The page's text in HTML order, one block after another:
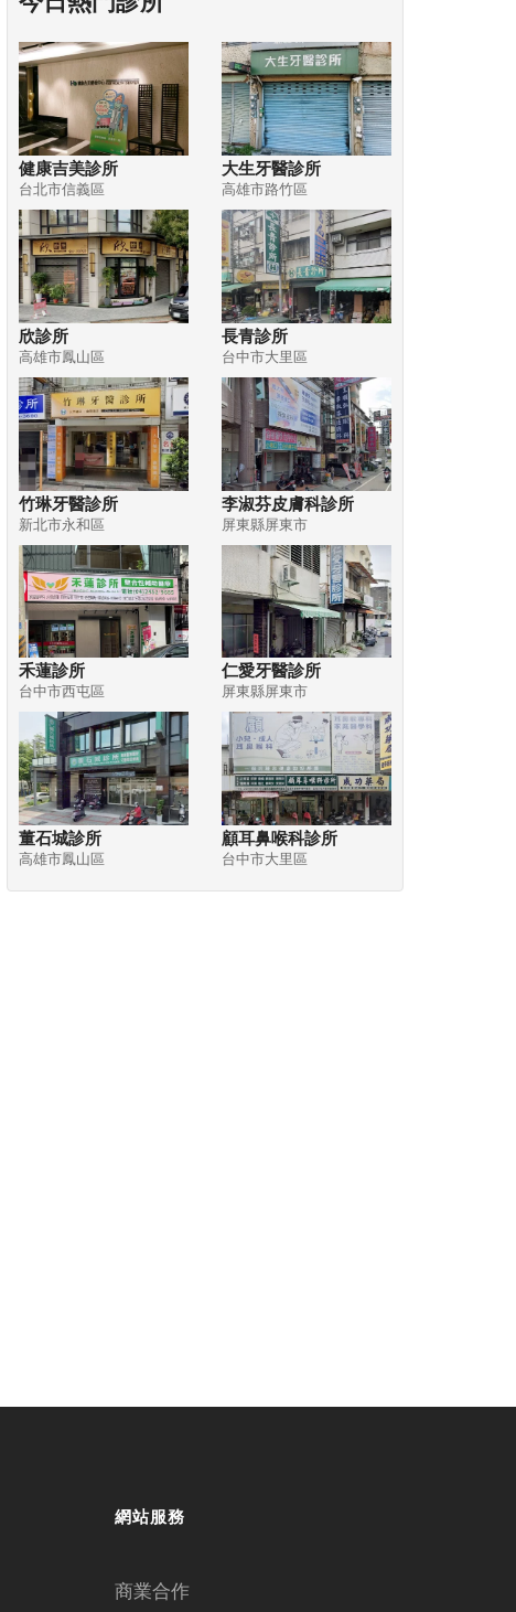
健康吉美診所
台北市信義區
大生牙醫診所
高雄市路竹區
欣診所
高雄市鳳山區
長青診所
台中市大里區
竹琳牙醫診所
新北市永和區
李淑芬皮膚科診所
屏東縣屏東市
禾蓮診所
台中市西屯區
仁愛牙醫診所
屏東縣屏東市
董石城診所
高雄市鳳山區
顧耳鼻喉科診所
台中市大里區
網站服務
商業合作